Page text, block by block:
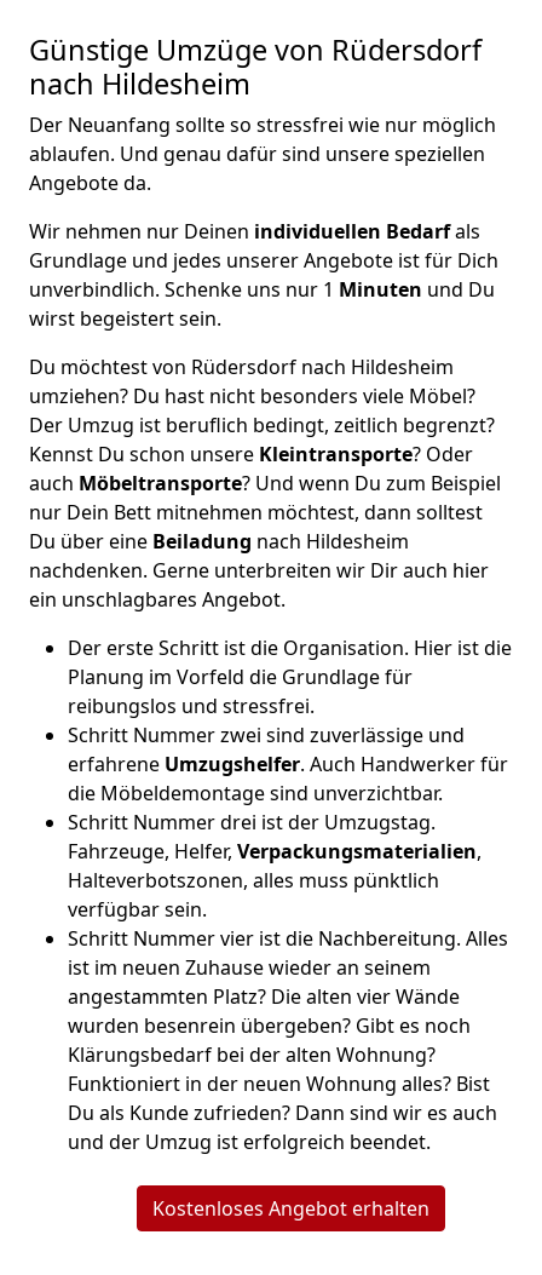
Günstige Umzüge von Rüdersdorf
nach Hildesheim
Der Neuanfang sollte so stressfrei wie nur möglich
ablaufen. Und genau dafür sind unsere speziellen
Angebote da.
Wir nehmen nur Deinen individuellen Bedarfals
Grundlage und jedes unserer Angebote ist für Dich
unverbindlich. Schenke uns nur 1 Minuten und Du
wirst begeistert sein.
Du möchtest von Rüdersdorf nach Hildesheim
umziehen? Du hast nicht besonders viele Möbel?
Der Umzug ist beruflich bedingt, zeitlich begrenzt?
Kennst Du schon unsere Kleintransporte? Oder
auch Möbeltransporte? Und wenn Du zum Beispiel
nur Dein Bett mitnehmen möchtest, dann solltest
Du über eine Beiladung nach Hildesheim
nachdenken. Gerne unterbreiten wir Dir auch hier
ein unschlagbares Angebot.
Der erste Schritt ist die Organisation. Hier ist die
Planung im Vorfeld die Grundlage für
reibungslos und stressfrei.
Schritt Nummer zwei sind zuverlässige und
erfahrene Umzugshelfer. Auch Handwerker für
die Möbeldemontage sind unverzichtbar.
Schritt Nummer drei ist der Umzugstag.
Fahrzeuge, Helfer, Verpackungsmaterialien,
Halteverbotszonen, alles muss pünktlich
verfügbar sein.
Schritt Nummer vier ist die Nachbereitung. Alles
ist im neuen Zuhause wieder an seinem
angestammten Platz? Die alten vier Wände
wurden besenrein übergeben? Gibt es noch
Klärungsbedarf bei der alten Wohnung?
Funktioniert in der neuen Wohnung alles? Bist
Du als Kunde zufrieden? Dann sind wir es auch
und der Umzug ist erfolgreich beendet.
Kostenloses Angebot erhalten